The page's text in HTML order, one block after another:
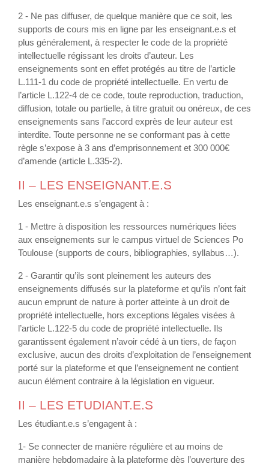
2 - Ne pas diffuser, de quelque manière que ce soit, les
supports de cours mis en ligne par les enseignant.e.s et
plus généralement, à respecter le code de la propriété
intellectuelle régissant les droits d’auteur. Les
enseignements sont en effet protégés au titre de l’article
L.111-1 du code de propriété intellectuelle. En vertu de
l’article L.122-4 de ce code, toute reproduction, traduction,
diffusion, totale ou partielle, à titre gratuit ou onéreux, de ces
enseignements sans l’accord exprès de leur auteur est
interdite. Toute personne ne se conformant pas à cette
règle s’expose à 3 ans d’emprisonnement et 300 000€
d’amende (article L.335-2).
II – LES ENSEIGNANT.E.S
Les enseignant.e.s s’engagent à :
1 - Mettre à disposition les ressources numériques liées
aux enseignements sur le campus virtuel de Sciences Po
Toulouse (supports de cours, bibliographies, syllabus…).
2 - Garantir qu’ils sont pleinement les auteurs des
enseignements diffusés sur la plateforme et qu’ils n’ont fait
aucun emprunt de nature à porter atteinte à un droit de
propriété intellectuelle, hors exceptions légales visées à
l’article L.122-5 du code de propriété intellectuelle. Ils
garantissent également n’avoir cédé à un tiers, de façon
exclusive, aucun des droits d’exploitation de l’enseignement
porté sur la plateforme et que l’enseignement ne contient
aucun élément contraire à la législation en vigueur.
II – LES ETUDIANT.E.S
Les étudiant.e.s s’engagent à :
1- Se connecter de manière régulière et au moins de
manière hebdomadaire à la plateforme dès l’ouverture des